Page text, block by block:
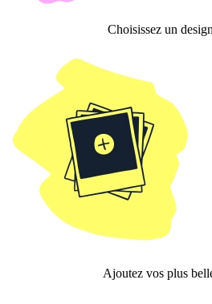
Choisissez un
Ajoutez vos plus